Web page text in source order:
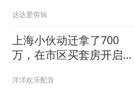
达达爱剪辑
上海小伙动迁拿了700
万，在市区买套房开启新
洋洋欢乐配音